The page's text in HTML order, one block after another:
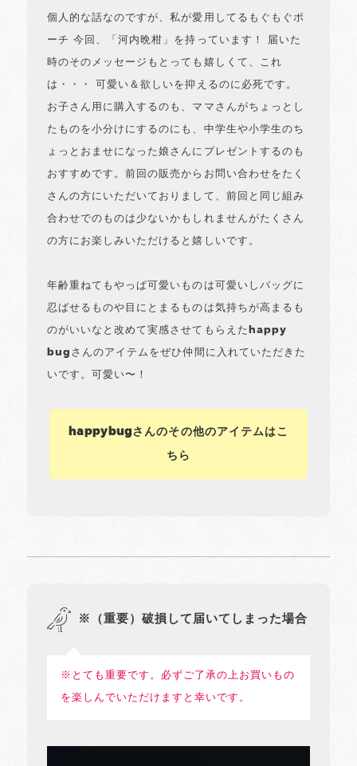
個人的な話なのですが、私が愛用してるもぐもぐポ
ーチ 今回、「河内晩柑」を持っています！ 届いた
時のそのメッセージもとっても嬉しくて、これ
は・・・ 可愛い＆欲しいを抑えるのに必死です。
お子さん用に購入するのも、ママさんがちょっとし
たものを小分けにするのにも、中学生や小学生のち
ょっとおませになった娘さんにプレゼントするのも
おすすめです。前回の販売からお問い合わせをたく
さんの方にいただいておりまして、前回と同じ組み
合わせでのものは少ないかもしれませんがたくさん
の方にお楽しみいただけると嬉しいです。
年齢重ねてもやっぱ可愛いものは可愛いしバッグに
忍ばせるものや目にとまるものは気持ちが高まるも
のがいいなと改めて実感させてもらえたhappy
bugさんのアイテムをぜひ仲間に入れていただきた
いです。可愛い〜！
happybugさんのその他のアイテムはこ
ちら
※（重要）破損して届いてしまった場合
※とても重要です。必ずご了承の上お買いもの
を楽しんでいただけますと幸いです。